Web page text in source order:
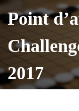
Point
2017